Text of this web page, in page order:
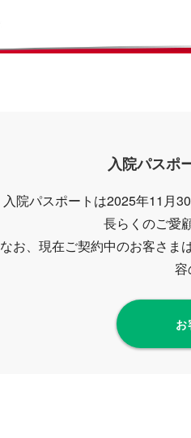
入院パスポ
入院パスポートは2025年11月
長らくのご愛
なお、現在ご契約中のお客さま
容